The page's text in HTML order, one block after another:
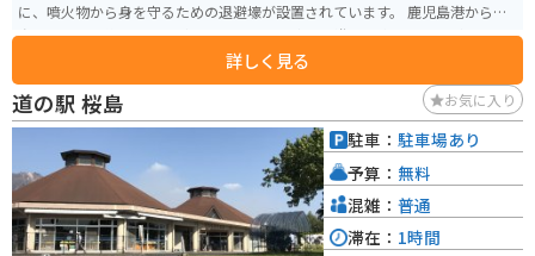
に、噴火物から身を守るための退避壕が設置されています。 鹿児島港から桜
島フェリーで約15分で上陸でき、バイクや車で周遊して楽しむことができま
す。島内にはレンタカー・バイク屋さんもあるので、現地で乗り物を調達す
ることも可能です。 歴史を学べる「桜島ビジターセンター」、大パノラマが
望める「湯之平展望台」、大正噴火で灰に埋もれてしまった「黒神埋没鳥
居」など見どころはたくさんあります。また、道の駅（足湯があります！）
やコンビニもあります。
詳しく見る
道の駅 桜島 お気に入り
駐車： 駐車場あり
予算： 無料
混雑： 普通
滞在： 1時間